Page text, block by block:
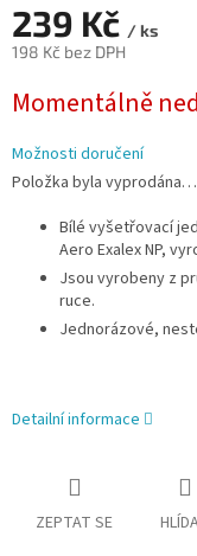
239 Kč / ks
198 Kč bez DPH
cena:
Momentálně
Možnosti doručení
Položka byla vyprodána…
Bílé vyšetřovací
Aero Exalex NP,
Jsou vyrobeny z
ruce.
Jednorázové,
Detailní informace
ZEPTAT SE